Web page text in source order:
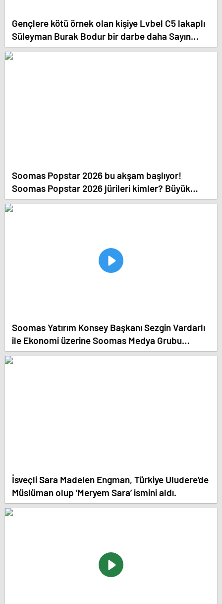
Gençlere kötü örnek olan kişiye Lvbel C5 lakaplı
Süleyman Burak Bodur bir darbe daha Sayın
Cumhurbaşkanı Recep Tayyip Erdoğan talimatı
ile bütün akpartililer ve Türkiyedeki çoğu
Soomas Popstar 2026 bu akşam başlıyor!
Soomas Popstar 2026 jürileri kimler? Büyük
Ödüller Nedir?
Soomas Yatırım Konsey Başkanı Sezgin Vardarlı
ile Ekonomi üzerine Soomas Medya Grubu
stüdyosunda program yaptık
İsveçli Sara Madelen Engman, Türkiye Uludere’de
Müslüman olup ‘Meryem Sara’ ismini aldı.